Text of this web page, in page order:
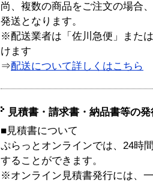
尚、複数の商品をご注文の場合
発送となります。
※配送業者は「佐川急便」また
けます
⇒配送について詳しくはこちら
見積書・請求書・納品書等の
■見積書について
ぷらっとオンラインでは、24時
することができます。
※オンライン見積書発行には、